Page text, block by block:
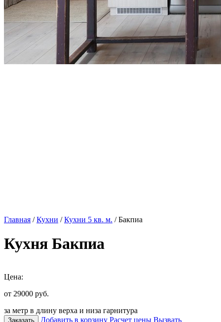
Главная /Кухни /Кухни 5 кв. м. / Бакпиа
Кухня Бакпиа
Цена:
от 29000 руб.
за метр в длину верха и низа гарнитура
Заказать Добавить в корзину Расчет цены Вызвать